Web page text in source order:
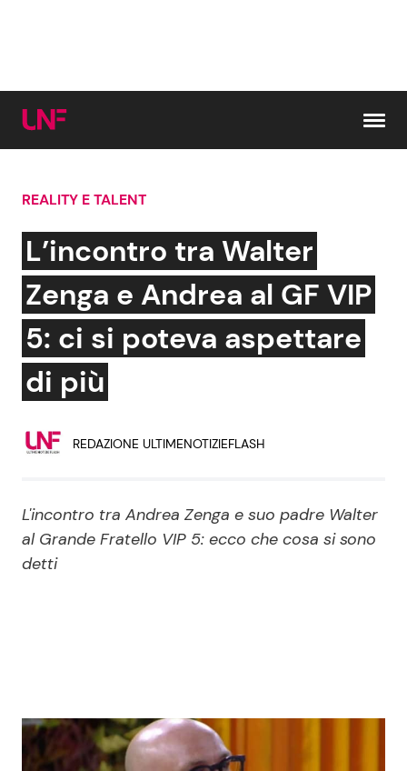
Cerca:
News e Cronaca
Attualità Italiana
Dal Mondo
Politica
Gossip e TV
Bellezze VIP
Reality e Talent
News Musica
REALITY E TALENT
L’incontro tra Walter
Zenga e Andrea al GF VIP
5: ci si poteva aspettare
di più
REDAZIONE ULTIMENOTIZIEFLASH
L'incontro tra Andrea Zenga e suo padre Walter
al Grande Fratello VIP 5: ecco che cosa si sono
detti